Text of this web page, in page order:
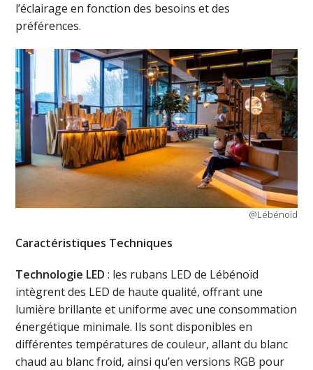
l’éclairage en fonction des besoins et des
préférences.
@Lébénoïd
Caractéristiques Techniques
Technologie LED : les rubans LED de Lébénoïd
intègrent des LED de haute qualité, offrant une
lumière brillante et uniforme avec une consommation
énergétique minimale. Ils sont disponibles en
différentes températures de couleur, allant du blanc
chaud au blanc froid, ainsi qu’en versions RGB pour